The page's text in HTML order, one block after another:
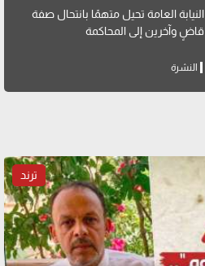
النيابة العامة تحيل متهمًا بانتحال صفة
قاضٍ وآخرين إلى المحاكمة
النشرة
ترند